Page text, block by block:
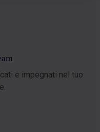
e impegnati nel tuo